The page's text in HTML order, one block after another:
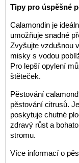
Tipy pro úspěšné
Calamondin je
umožňuje snadné
Zvyšujte vzdušnou
misky s vodou
Pro lepší opylení
štěteček.
Pěstování
pěstování citrusů.
poskytuje chutné
zdravý růst a
stromu.
Více informací o